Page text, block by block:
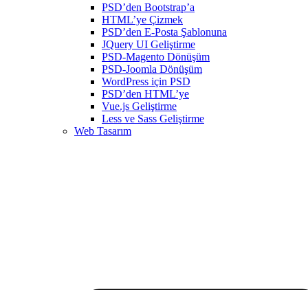
PSD’den Bootstrap’a
HTML’ye Çizmek
PSD’den E-Posta Şablonuna
JQuery UI Geliştirme
PSD-Magento Dönüşüm
PSD-Joomla Dönüşüm
WordPress için PSD
PSD’den HTML’ye
Vue.js Geliştirme
Less ve Sass Geliştirme
Web Tasarım